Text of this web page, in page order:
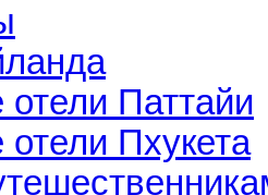
Паттайи
Пхукета